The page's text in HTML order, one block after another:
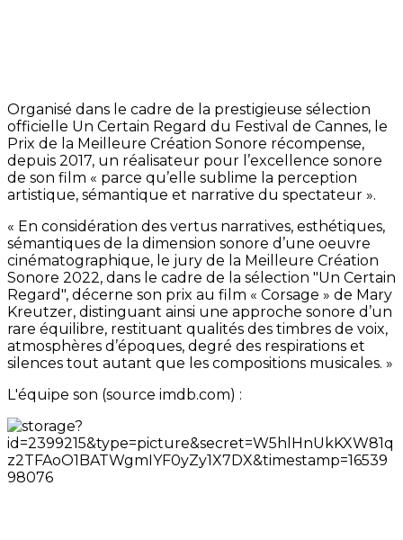
Organisé dans le cadre de la prestigieuse sélection
officielle Un Certain Regard du Festival de Cannes, le
Prix de la Meilleure Création Sonore récompense,
depuis 2017, un réalisateur pour l’excellence sonore
de son film « parce qu’elle sublime la perception
artistique, sémantique et narrative du spectateur ».
« En considération des vertus narratives, esthétiques,
sémantiques de la dimension sonore d’une oeuvre
cinématographique, le jury de la Meilleure Création
Sonore 2022, dans le cadre de la sélection "Un Certain
Regard", décerne son prix au film « Corsage » de Mary
Kreutzer, distinguant ainsi une approche sonore d’un
rare équilibre, restituant qualités des timbres de voix,
atmosphères d’époques, degré des respirations et
silences tout autant que les compositions musicales. »
L'équipe son (source imdb.com) :